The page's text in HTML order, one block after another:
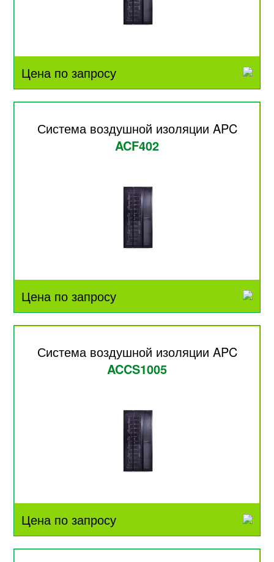
Цена по запросу
Система воздушной изоляции APC
ACF402
Цена по запросу
Система воздушной изоляции APC
ACCS1005
Цена по запросу